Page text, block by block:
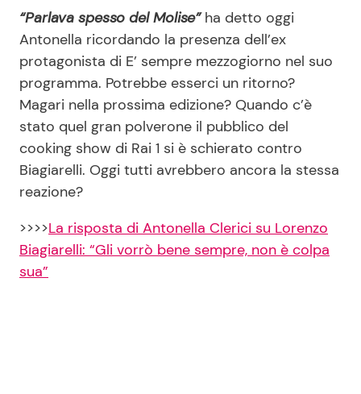
“Parlava spesso del Molise”ha detto oggi
Antonella ricordando la presenza dell’ex
protagonista di E’ sempre mezzogiorno nel suo
programma. Potrebbe esserci un ritorno?
Magari nella prossima edizione? Quando c’è
stato quel gran polverone il pubblico del
cooking show di Rai 1 si è schierato contro
Biagiarelli. Oggi tutti avrebbero ancora la stessa
reazione?
>>>>La risposta di Antonella Clerici su Lorenzo
Biagiarelli: “Gli vorrò bene sempre, non è colpa
sua”